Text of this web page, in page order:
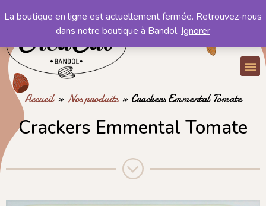
Mon compte
Accueil» Nos produits» Crackers Emmental Tomate
Crackers Emmental Tomate
La boutique en ligne est actuellement fermée. Retrouvez-nous
dans notre boutique à Bandol. Ignorer